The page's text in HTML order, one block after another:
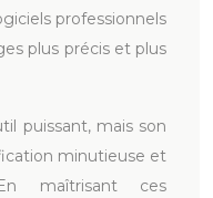
professionnels
plus précis et plus
puissant, mais son
minutieuse et
maîtrisant ces